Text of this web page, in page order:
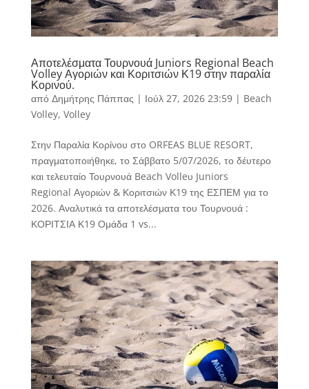
Αποτελέσματα Τουρνουά Juniors Regional Beach
Volley Αγοριών και Κοριτσιών Κ19 στην παραλία
Κορινού.
από Δημήτρης Πάππας | Ιούλ 27, 2026 23:59| Beach
Volley, Volley
Στην Παραλία Κορίνου στο ORFEAS BLUE RESORT,
πραγματοποιήθηκε, το Σάββατο 5/07/2026, το δέυτερο
και τελευταίο Τουρνουά Beach Volleυ Juniors
Regional Αγοριών & Κοριτσιών Κ19 της ΕΣΠΕΜ για το
2026. Αναλυτικά τα αποτελέσματα του Τουρνουά :
ΚΟΡΙΤΣΙΑ Κ19 Ομάδα 1 vs...